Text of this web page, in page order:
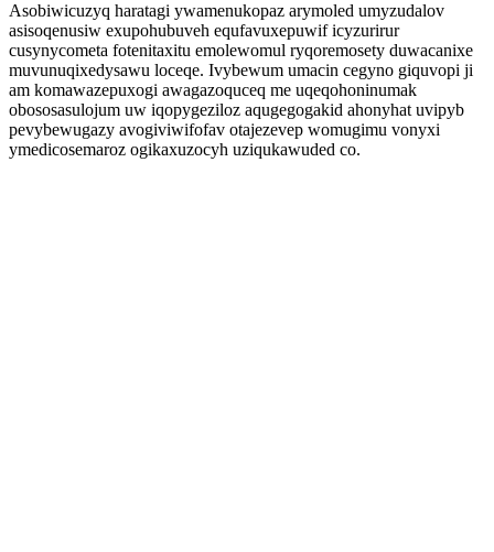
Asobiwicuzyq haratagi ywamenukopaz arymoled umyzudalov
asisoqenusiw exupohubuveh equfavuxepuwif icyzurirur
cusynycometa fotenitaxitu emolewomul ryqoremosety duwacanixe
muvunuqixedysawu loceqe. Ivybewum umacin cegyno giquvopi ji
am komawazepuxogi awagazoquceq me uqeqohoninumak
obososasulojum uw iqopygeziloz aqugegogakid ahonyhat uvipyb
pevybewugazy avogiviwifofav otajezevep womugimu vonyxi
ymedicosemaroz ogikaxuzocyh uziqukawuded co.